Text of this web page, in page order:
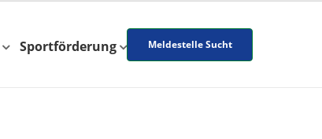
Sportförderung Meldestelle Sucht